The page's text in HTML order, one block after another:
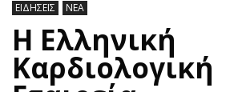
ΕΙΔΗΣΕΙΣ ΝΕΑ
Η Ελληνική
Καρδιολογική